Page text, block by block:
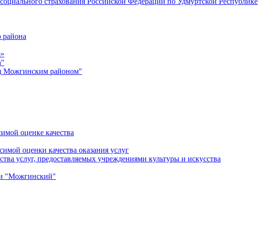
Можгинским районом"
оценке качества
оценки качества оказания услуг
услуг, предоставляемых учреждениями культуры и искусства
"Можгинский"